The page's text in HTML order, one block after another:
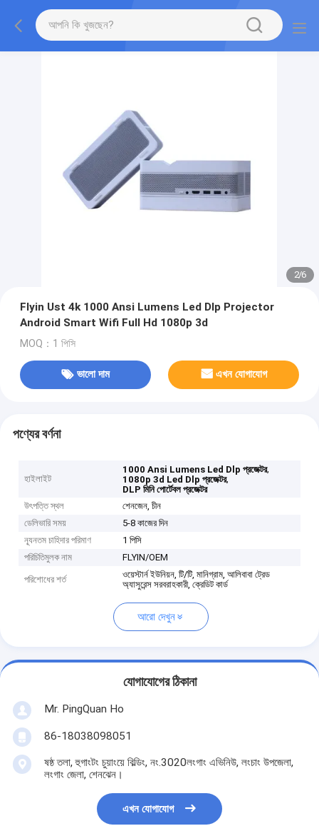
2/6
Flyin Ust 4k 1000 Ansi Lumens Led Dlp Projector
Android Smart Wifi Full Hd 1080p 3d
MOQ：1 পিসি
ভালো দাম এখন যোগাযোগ
পণ্যের বর্ণনা
হাইলাইট
1000 Ansi Lumens Led Dlp প্রজেক্টর,
1080p 3d Led Dlp প্রজেক্টর,
DLP মিনি পোর্টেবল প্রজেক্টর
উৎপত্তি স্থল
শেনজেন, চীন
ডেলিভারি সময়
5-8 কাজের দিন
ন্যূনতম চাহিদার পরিমাণ
1 পিসি
পরিচিতিমুলক নাম
FLYIN/OEM
পরিশোধের শর্ত
ওয়েস্টার্ন ইউনিয়ন, টি/টি, মানিগ্রাম, আলিবাবা ট্রেড
অ্যাসুরেন্স সরবরাহকারী, ক্রেডিট কার্ড
আরো দেখুন
যোগাযোগের ঠিকানা
Mr. PingQuan Ho
86-18038098051
ষষ্ঠ তলা, হুগাংটং চুয়াংয়ে বিল্ডিং, নং.3020লংগাং এভিনিউ, লংচাং উপজেলা,
লংগাং জেলা, শেনঝেন।
এখন যোগাযোগ